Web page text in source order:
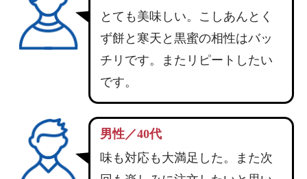
とても美味しい。こしあんとく
ず餅と寒天と黒蜜の相性はバッ
チリです。またリピートしたい
です。
男性／40代
味も対応も大満足した。また次